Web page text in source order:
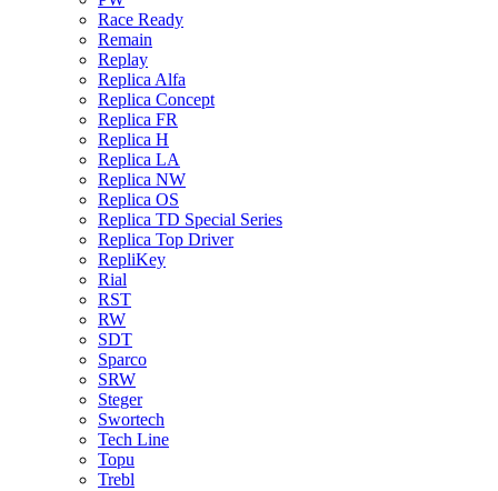
Race Ready
Remain
Replay
Replica Alfa
Replica Concept
Replica FR
Replica H
Replica LA
Replica NW
Replica OS
Replica TD Special Series
Replica Top Driver
RepliKey
Rial
RST
RW
SDT
Sparco
SRW
Steger
Swortech
Tech Line
Topu
Trebl